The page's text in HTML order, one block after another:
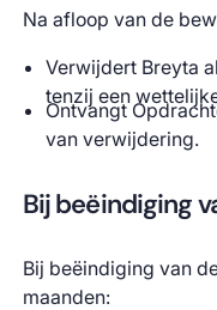
Na afloop van de
Verwijdert Breyta
tenzij een
Ontvangt
van verwijdering.
Bij beëindiging
Bij beëindiging van
maanden: